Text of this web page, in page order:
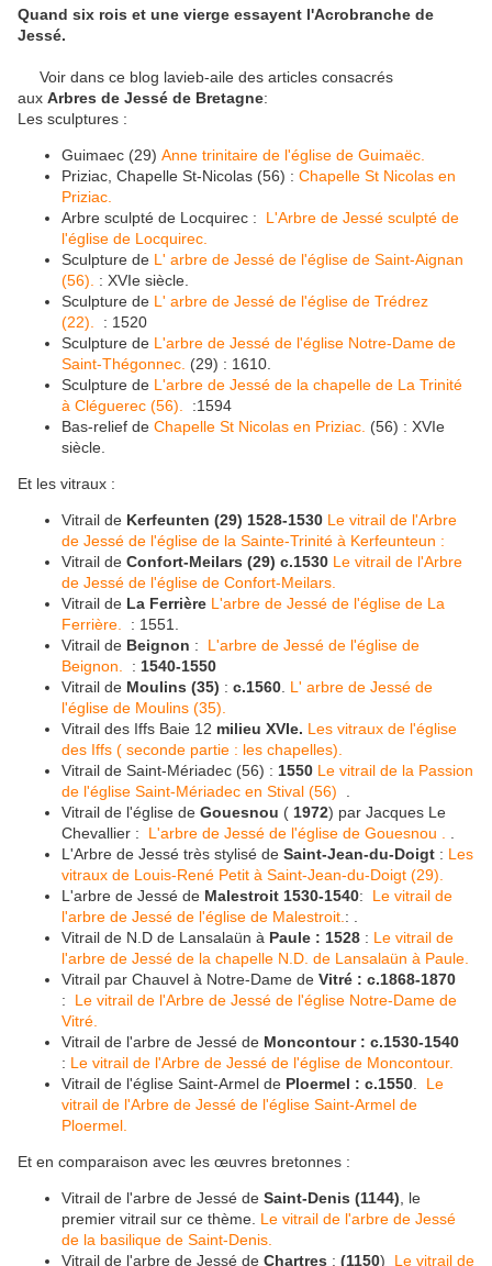
Quand six rois et une vierge essayent l'Acrobranche de
Jessé.
Voir dans ce blog lavieb-aile des articles consacrés
aux Arbres de Jessé de Bretagne:
Les sculptures :
Guimaec (29) Anne trinitaire de l'église de Guimaëc.
Priziac, Chapelle St-Nicolas (56) : Chapelle St Nicolas en
Priziac.
Arbre sculpté de Locquirec : L'Arbre de Jessé sculpté de
l'église de Locquirec.
Sculpture de L' arbre de Jessé de l'église de Saint-Aignan
(56).
: XVIe siècle.
Sculpture de L' arbre de Jessé de l'église de Trédrez
(22).
: 1520
Sculpture de L'arbre de Jessé de l'église Notre-Dame de
Saint-Thégonnec. (29) : 1610.
Sculpture de L'arbre de Jessé de la chapelle de La Trinité
à Cléguerec (56).
:1594
Bas-relief de Chapelle St Nicolas en Priziac. (56) : XVIe
siècle.
Et les vitraux :
Vitrail de Kerfeunten (29) 1528-1530 Le vitrail de l'Arbre
de Jessé de l'église de la Sainte-Trinité à Kerfeunteun :
Vitrail de Confort-Meilars (29) c.1530 Le vitrail de l'Arbre
de Jessé de l'église de Confort-Meilars.
Vitrail de La Ferrière L'arbre de Jessé de l'église de La
Ferrière.
: 1551.
Vitrail de Beignon : L'arbre de Jessé de l'église de
Beignon.
: 1540-1550
Vitrail de Moulins (35) : c.1560 L' arbre de Jessé de
l'église de Moulins (35).
Vitrail des Iffs Baie 12 milieu XVIe. Les vitraux de l'église
des Iffs ( seconde partie : les chapelles).
Vitrail de Saint-Mériadec (56) : 1550 Le vitrail de la Passion
de l'église Saint-Mériadec en Stival (56)
Vitrail de l'église de Gouesnou ( 1972) par Jacques Le
Chevallier : L'arbre de Jessé de l'église de Gouesnou .
L'Arbre de Jessé très stylisé de Saint-Jean-du-Doigt : Les
vitraux de Louis-René Petit à Saint-Jean-du-Doigt (29).
L'arbre de Jessé de Malestroit 1530-1540: Le vitrail de
l'arbre de Jessé de l'église de Malestroit. : .
Vitrail de N.D de Lansalaün à Paule : 1528 : Le vitrail de
l'arbre de Jessé de la chapelle N.D. de Lansalaün à Paule.
Vitrail par Chauvel à Notre-Dame de Vitré : c.1868-1870
: Le vitrail de l'Arbre de Jessé de l'église Notre-Dame de
Vitré.
Vitrail de l'arbre de Jessé de Moncontour : c.1530-1540
: Le vitrail de l'Arbre de Jessé de l'église de Moncontour.
Vitrail de l'église Saint-Armel de Ploermel : c.1550
Le
vitrail de l'Arbre de Jessé de l'église Saint-Armel de
Ploermel.
Et en comparaison avec les œuvres bretonnes :
Vitrail de l'arbre de Jessé de Saint-Denis (1144) , le
premier vitrail sur ce thème. Le vitrail de l'arbre de Jessé
de la basilique de Saint-Denis.
Vitrail de l'arbre de Jessé de Chartres : (1150) Le vitrail de